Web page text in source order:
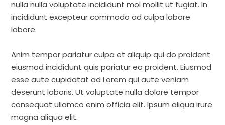
nulla nulla voluptate incididunt mol mollit ut fugiat. In
incididunt excepteur commodo ad culpa labore
labore.
Anim tempor pariatur culpa et aliquip qui do proident
eiusmod incididunt quis pariatur ea proident. Eiusmod
esse aute cupidatat ad Lorem qui aute veniam
deserunt laboris. Ut voluptate nulla dolore tempor
consequat ullamco enim officia elit. Ipsum aliqua irure
magna aliqua elit.